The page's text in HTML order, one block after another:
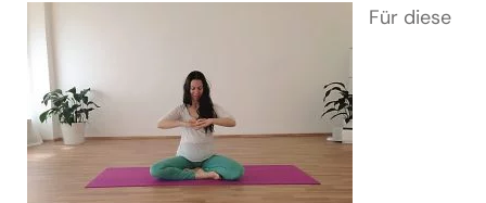
Für diese